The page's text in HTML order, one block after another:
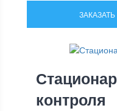
ЗАКАЗАТЬ
контроля